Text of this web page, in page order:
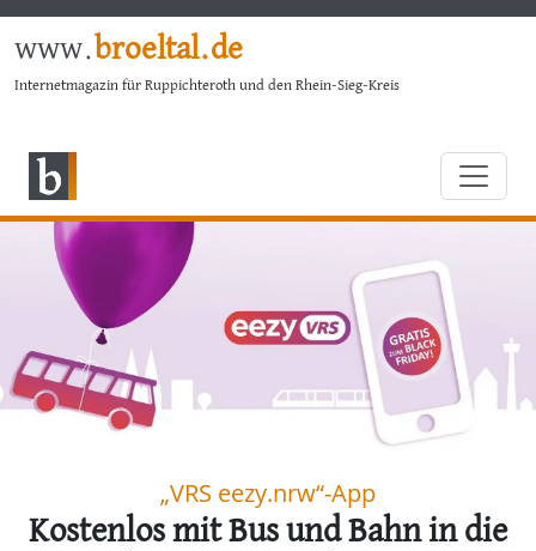
www.broeltal.de
Internetmagazin für Ruppichteroth und den Rhein-Sieg-Kreis
„VRS eezy.nrw“-App
Kostenlos mit Bus und Bahn in die